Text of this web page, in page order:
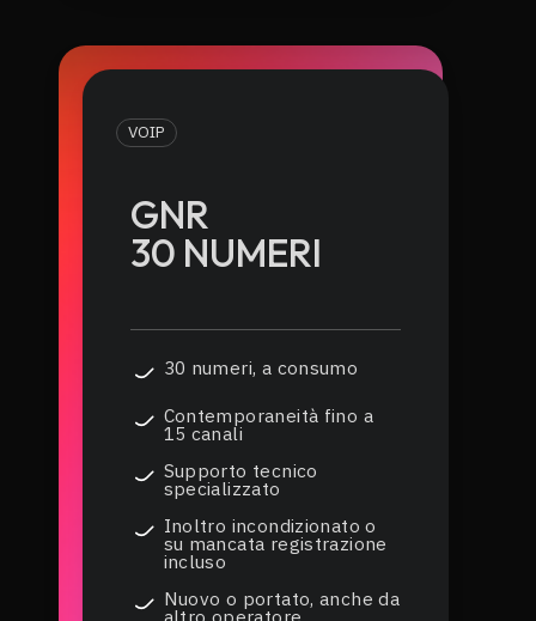
VOIP
GNR
30 NUMERI
30 numeri, a consumo
Contemporaneità fino a
15 canali
Supporto tecnico
specializzato
Inoltro incondizionato o
su mancata registrazione
incluso
Nuovo o portato, anche da
altro operatore